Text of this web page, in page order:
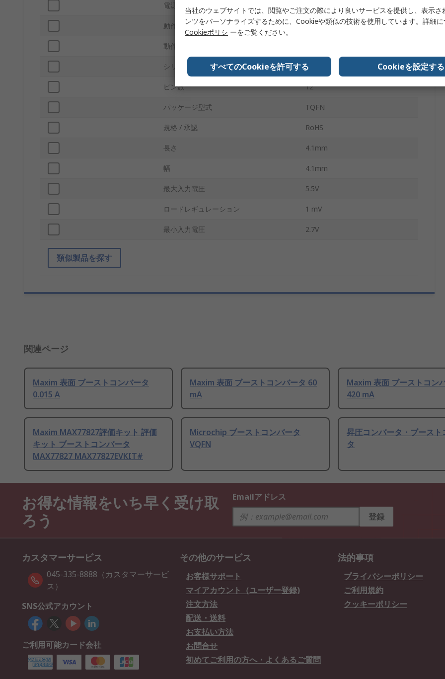
電源 1349mW
動作温度 Min -40°C
動作温度 Max
シリーズ MAX1932
ピン数 12
パッケージ型式 TQFN
規格 / 承認 RoHS
長さ 4.1mm
幅 4.1mm
最大入力電圧 5.5V
ロードレギュレーション 1 mV
最小入力電圧 2.7V
類似製品を探す
関連ページ
Maxim 表面 ブーストコンバータ
0.015 A
Maxim 表面 ブーストコンバータ 60
mA
Maxim 表面 ブーストコン
420 mA
Maxim MAX77827評価キット 評価
キット ブーストコンバータ
MAX77827 MAX77827EVKIT#
Microchip ブーストコンバータ
VQFN
昇圧コンバータ・ブースト
タ
お得な情報をいち早く受け取
ろう
Emailアドレス
登録
カスタマーサービス
045-335-8888（カスタマーサービ
ス）
SNS公式アカウント
ご利用可能カード会社
その他のサービス
お客様サポート
マイアカウント（ユーザー登録)
注文方法
配送・送料
お支払い方法
お問合せ
初めてご利用の方へ・よくあるご質問
法的事項
プライバシーポリシー
ご利用規約
クッキーポリシー
当社のウェブサイトでは、閲覧やご注文の際により良いサービスを提供し、表示さ
ンツをパーソナライズするために、Cookieや類似の技術を使用しています。詳細に
Cookieポリシ ーをご覧ください。
すべてのCookieを許可する Cookieを設定する